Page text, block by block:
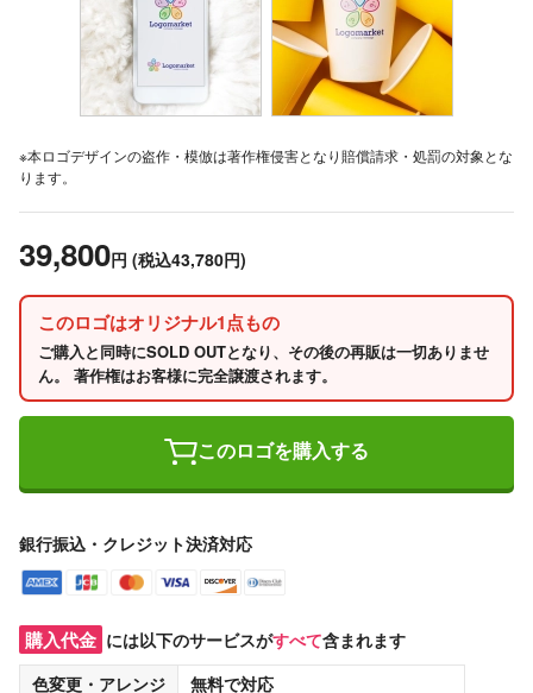
※本ロゴデザインの盗作・模倣は著作権侵害となり賠償請求・処罰の対象とな
ります。
39,800円 (税込43,780円)
このロゴはオリジナル1点もの
ご購入と同時にSOLD OUTとなり、その後の再販は一切ありませ
ん。 著作権はお客様に完全譲渡されます。
このロゴを購入する
銀行振込・クレジット決済対応
購入代金 には以下のサービスがすべて含まれます
色変更・アレンジ
無料で対応